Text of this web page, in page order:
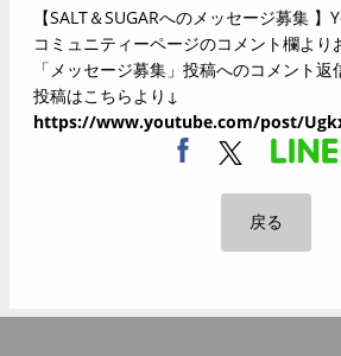
【SALT＆SUGARへのメッセージ募集
コミュニティーページのコメント欄より
「メッセージ募集」投稿へのコメント返
投稿はこちらより↓
https://www.youtube.com/post/
戻る